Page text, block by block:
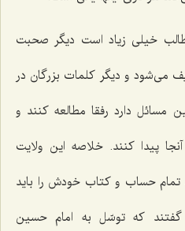
خیلی زیاد است دیگر صحبت
و دیگر کلمات بزرگان در
مسائل دارد رفقا مطالعه کنند و
پیدا کنند. خلاصه این ولایت
حساب‌ و کتاب خودش را باید
گفتند که توسّل به امام حسین